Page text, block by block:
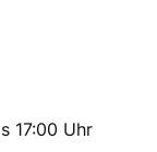
17:00 Uhr